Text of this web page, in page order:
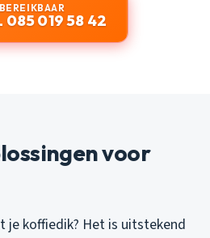
085 019 58 42
voor
je koffiedik? Het is uitstekend